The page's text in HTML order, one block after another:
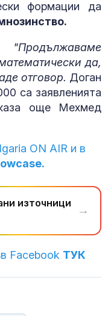
формации да
да,
отговор. Доган
са заявленията
още Мехмед
ON AIR и в
източници
→
Facebook ТУК